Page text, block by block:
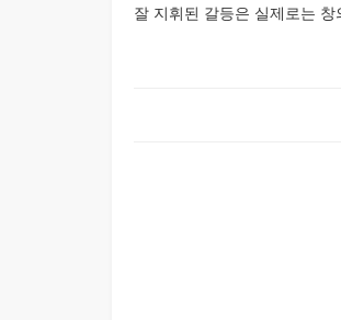
잘 지휘된 갈등은 실제로는